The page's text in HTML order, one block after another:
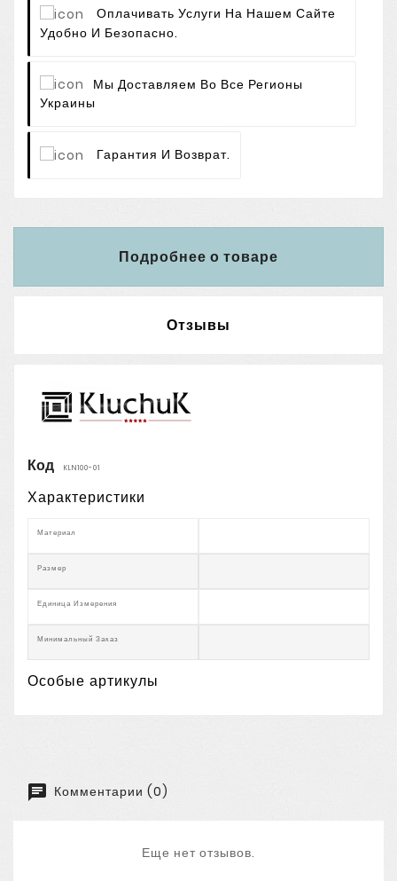
Оплачивать Услуги На Нашем Сайте
Удобно И Безопасно.
Мы Доставляем Во Все Регионы
Украины
Гарантия И Возврат.
Подробнее о товаре
Отзывы
Код KLN100-01
Характеристики
Материал
Размер
Единица Измерения
Минимальный Заказ
Особые артикулы
Комментарии (0)
Еще нет отзывов.